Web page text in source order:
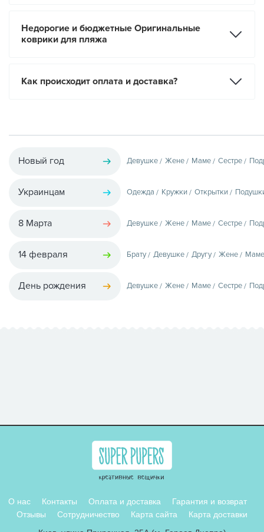
Недорогие и бюджетные Оригинальные
коврики для пляжа
Как происходит оплата и доставка?
Новый год Девушке Жене Маме Сестре
Украинцам Одежда Кружки Открытки
8 Марта Девушке Жене Маме Сестре
14 февраля Брату Девушке Другу Жене Маме
День рождения Девушке Жене Маме Сестре
О нас Контакты Оплата и доставка
Гарантия и возврат
Отзывы
Сотрудничество Карта сайта
Карта доставки